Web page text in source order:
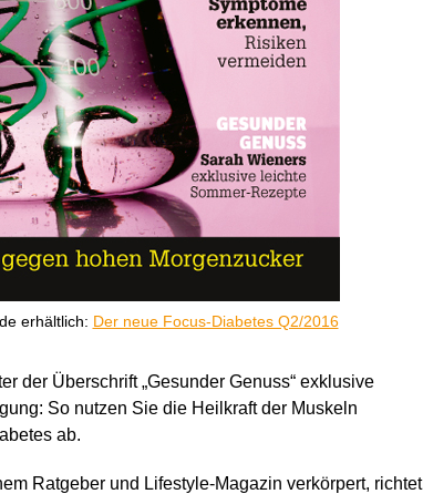
erhältlich: Der neue Focus-Diabetes Q2/2016
der Überschrift „Gesunder Genuss“ exklusive
So nutzen Sie die Heilkraft der Muskeln
ab.
Ratgeber und Lifestyle-Magazin verkörpert, richtet